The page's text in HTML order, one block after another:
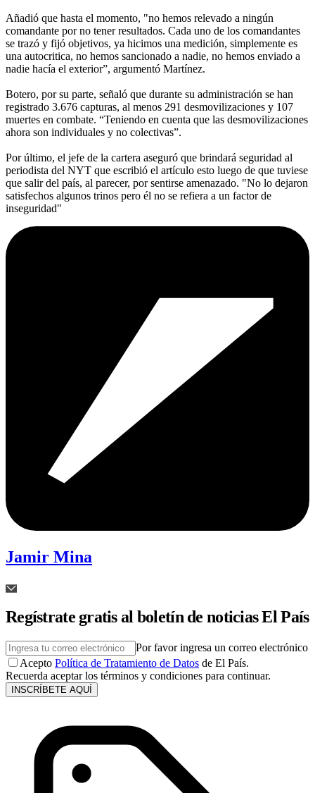
Añadió que hasta el momento, "no hemos relevado a ningún
comandante por no tener resultados. Cada uno de los comandantes
se trazó y fijó objetivos, ya hicimos una medición, simplemente es
una autocritica, no hemos sancionado a nadie, no hemos enviado a
nadie hacía el exterior”, argumentó Martínez.
Botero, por su parte, señaló que durante su administración se han
registrado 3.676 capturas, al menos 291 desmovilizaciones y 107
muertes en combate. “Teniendo en cuenta que las desmovilizaciones
ahora son individuales y no colectivas”.
Por último, el jefe de la cartera aseguró que brindará seguridad al
periodista del NYT que escribió el artículo esto luego de que tuviese
que salir del país, al parecer, por sentirse amenazado. "No lo dejaron
satisfechos algunos trinos pero él no se refiera a un factor de
inseguridad"
Jamir Mina
Regístrate gratis al boletín de noticias El País
Por favor ingresa un correo electrónico
Acepto Política de Tratamiento de Datos de El País.
Recuerda aceptar los términos y condiciones para continuar.
INSCRÍBETE AQUÍ